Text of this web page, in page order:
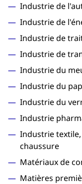
Industrie de
Industrie de
Industrie de
Industrie de
Industrie du
Industrie du
Industrie du
Industrie
Industrie
chaussure
Matériaux de
Matières